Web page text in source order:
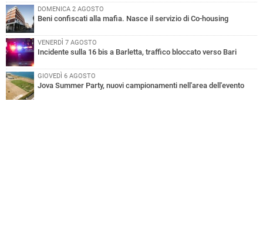
DOMENICA 2 AGOSTO
Beni confiscati alla mafia. Nasce il servizio di Co-housing
VENERDÌ 7 AGOSTO
Incidente sulla 16 bis a Barletta, traffico bloccato verso Bari
GIOVEDÌ 6 AGOSTO
Jova Summer Party, nuovi campionamenti nell'area dell'evento